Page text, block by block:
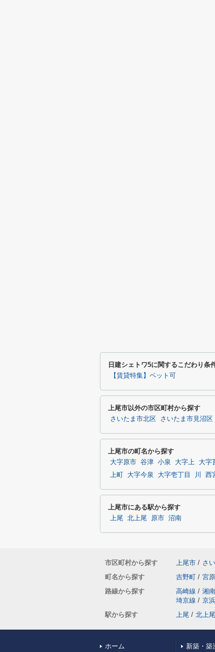
日建シェトワ5に関するこだわり条
【賃貸特集】ペット可
上尾市以外の市区町村から探す
さいたま市北区 さいたま市見沼区
上尾市の町名から探す
大字原市 谷津 小泉 大字上 大字
上町
大字今泉 大字壱丁目 川 西
上尾市にある駅から探す
上尾 北上尾 原市 沼南
市区町村から探す 上尾市 / さ
町名から探す
吉野町 / 宮
路線から探す
高崎線 / 湘
埼京線 / 京
駅から探す
上尾 / 北上尾
ホーム 新築・築